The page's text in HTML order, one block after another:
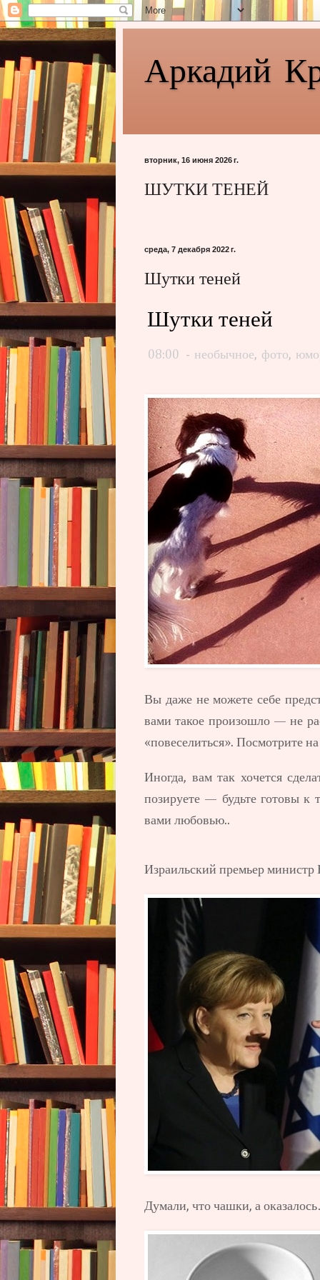
Аркадий
вторник, 16 июня 2026 г.
ШУТКИ ТЕНЕЙ
среда, 7 декабря 2022 г.
Шутки теней
Шутки теней
08:00 - необычное, фото,
Вы даже не можете себе
вами такое произошло — не
«повеселиться». Посмотрите
Иногда, вам так хочется
позируете — будьте готовы к
вами любовью..
Израильский премьер министр
Думали, что чашки, а